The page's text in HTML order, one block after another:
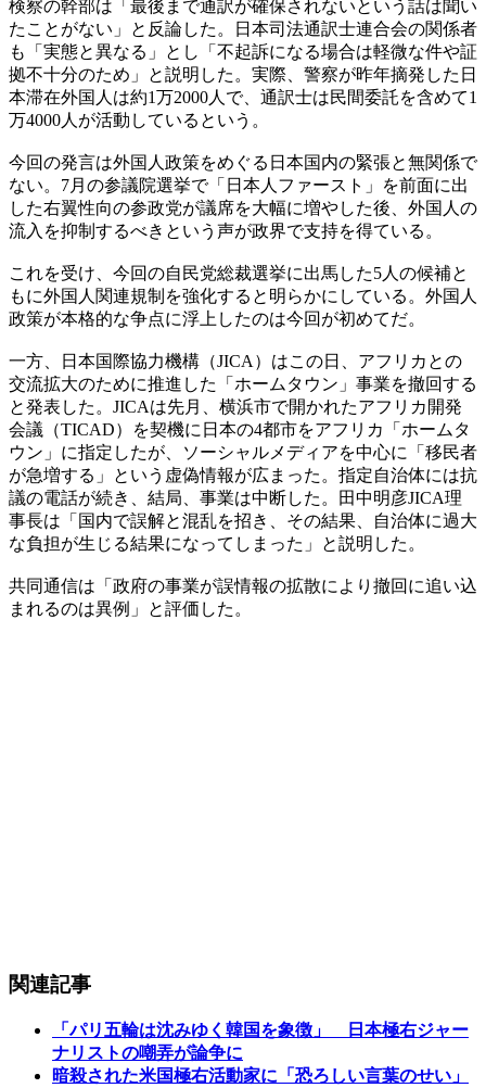
検察の幹部は「最後まで通訳が確保されないという話は聞い
たことがない」と反論した。日本司法通訳士連合会の関係者
も「実態と異なる」とし「不起訴になる場合は軽微な件や証
拠不十分のため」と説明した。実際、警察が昨年摘発した日
本滞在外国人は約1万2000人で、通訳士は民間委託を含めて1
万4000人が活動しているという。
今回の発言は外国人政策をめぐる日本国内の緊張と無関係で
ない。7月の参議院選挙で「日本人ファースト」を前面に出
した右翼性向の参政党が議席を大幅に増やした後、外国人の
流入を抑制するべきという声が政界で支持を得ている。
これを受け、今回の自民党総裁選挙に出馬した5人の候補と
もに外国人関連規制を強化すると明らかにしている。外国人
政策が本格的な争点に浮上したのは今回が初めてだ。
一方、日本国際協力機構（JICA）はこの日、アフリカとの
交流拡大のために推進した「ホームタウン」事業を撤回する
と発表した。JICAは先月、横浜市で開かれたアフリカ開発
会議（TICAD）を契機に日本の4都市をアフリカ「ホームタ
ウン」に指定したが、ソーシャルメディアを中心に「移民者
が急増する」という虚偽情報が広まった。指定自治体には抗
議の電話が続き、結局、事業は中断した。田中明彦JICA理
事長は「国内で誤解と混乱を招き、その結果、自治体に過大
な負担が生じる結果になってしまった」と説明した。
共同通信は「政府の事業が誤情報の拡散により撤回に追い込
まれるのは異例」と評価した。
関連記事
「パリ五輪は沈みゆく韓国を象徴」 日本極右ジャー
ナリストの嘲弄が論争に
暗殺された米国極右活動家に「恐ろしい言葉のせい」